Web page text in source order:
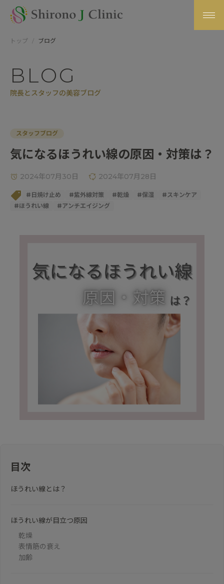
トップ ブログ
BLOG
院長とスタッフの美容ブログ
スタッフブログ
気になるほうれい線の原因・対策は？
2024年07月30日 2024年07月28日
# 日焼け止め #紫外線対策 #乾燥 #保湿 #スキンケア
#ほうれい線 #アンチエイジング
目次
ほうれい線とは？
ほうれい線が目立つ原因
乾燥
表情筋の衰え
加齢